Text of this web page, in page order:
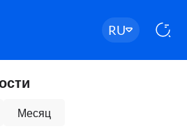
RU
Месяц